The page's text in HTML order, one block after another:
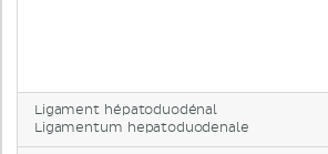
Ligament hépatoduodénal
Ligamentum hepatoduodenale